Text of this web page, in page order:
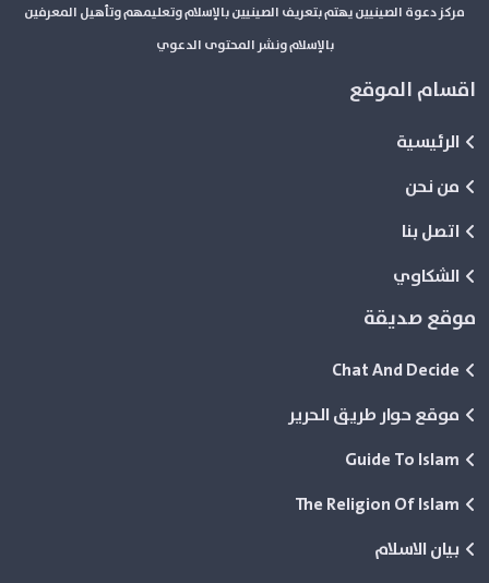
مركز دعوة الصينيين يهتم بتعريف الصينيين بالإسلام وتعليمهم وتأهيل المعرفين
بالإسلام ونشر المحتوى الدعوي
اقسام الموقع
الرئيسية
من نحن
اتصل بنا
الشكاوي
موقع صديقة
Chat And Decide
موقع حوار طريق الحرير
Guide To Islam
The Religion Of Islam
بيان الاسلام